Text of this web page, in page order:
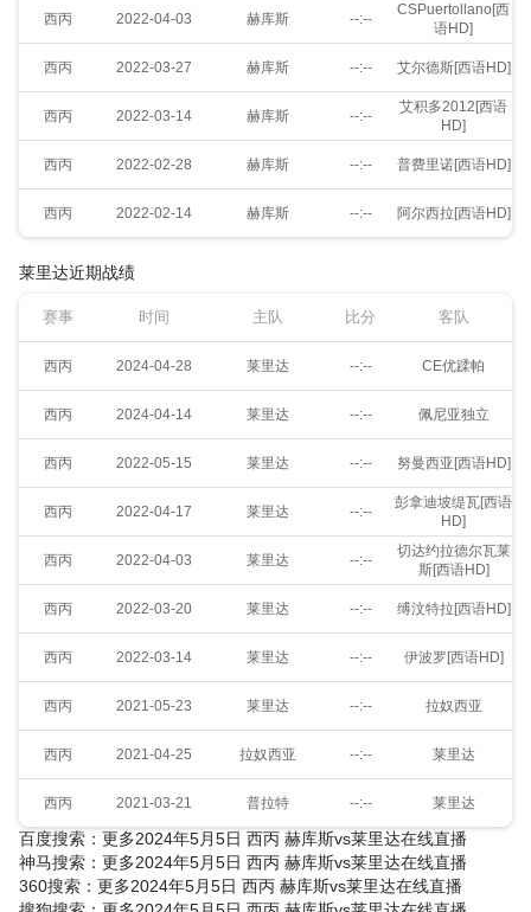
西丙 2022-04-03 赫库斯 --:--
CSPuertollano[西
语HD]
西丙 2022-03-27 赫库斯 --:-- 艾尔德斯[西语HD]
西丙 2022-03-14 赫库斯 --:--
艾积多2012[西语
HD]
西丙 2022-02-28 赫库斯 --:-- 普费里诺[西语HD]
西丙 2022-02-14 赫库斯 --:-- 阿尔西拉[西语HD]
莱里达近期战绩
赛事 时间 主队 比分 客队
西丙 2024-04-28 莱里达 --:-- CE优蹂帕
西丙 2024-04-14 莱里达 --:-- 佩尼亚独立
西丙 2022-05-15 莱里达 --:-- 努曼西亚[西语HD]
西丙 2022-04-17 莱里达 --:--
彭拿迪坡缇瓦[西语
HD]
西丙 2022-04-03 莱里达 --:--
切达约拉德尔瓦莱
斯[西语HD]
西丙 2022-03-20 莱里达 --:-- 缚汶特拉[西语HD]
西丙 2022-03-14 莱里达 --:-- 伊波罗[西语HD]
西丙 2021-05-23 莱里达 --:-- 拉奴西亚
西丙 2021-04-25 拉奴西亚 --:-- 莱里达
西丙 2021-03-21 普拉特 --:-- 莱里达
百度搜索：更多2024年5月5日 西丙 赫库斯vs莱里达在线直播
神马搜索：更多2024年5月5日 西丙 赫库斯vs莱里达在线直播
360搜索：更多2024年5月5日 西丙 赫库斯vs莱里达在线直播